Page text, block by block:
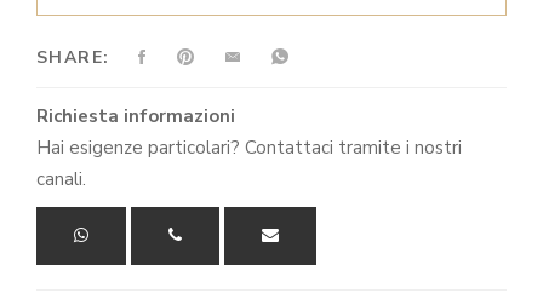
SHARE:
Richiesta informazioni
Hai esigenze particolari? Contattaci tramite i nostri
canali.